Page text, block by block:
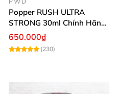
Popper RUSH ULTRA
STRONG 30ml Chính Hãng
Mỹ Giá Tốt Mua Ngay
650.000₫
(230)